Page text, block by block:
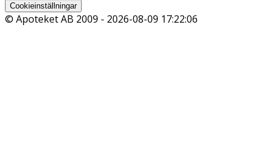
Cookieinställningar
© Apoteket AB 2009 - 2026-08-09 17:22:06